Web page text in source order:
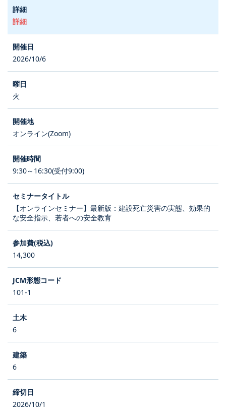
詳細
2026/10/6
火
オンライン(Zoom)
9:30～16:30(受付9:00)
【オンラインセミナー】最新版：建設死亡災害の実態、効果的
な安全指示、若者への安全教育
14,300
101-1
6
6
2026/10/1